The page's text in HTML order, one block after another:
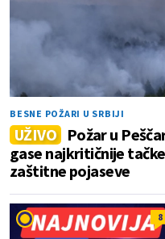
BESNE POŽARI U SRBIJI
UŽIVO Požar u
gase najkritičnije
zaštitne pojaseve
8